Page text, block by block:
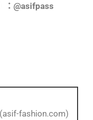
：@asifpass
fashion.com)